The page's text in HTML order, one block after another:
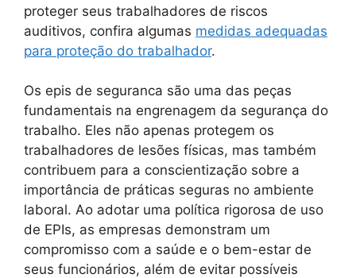
proteger seus trabalhadores de riscos
auditivos, confira algumas medidas adequadas
para proteção do trabalhador.
Os epis de seguranca são uma das peças
fundamentais na engrenagem da segurança do
trabalho. Eles não apenas protegem os
trabalhadores de lesões físicas, mas também
contribuem para a conscientização sobre a
importância de práticas seguras no ambiente
laboral. Ao adotar uma política rigorosa de uso
de EPIs, as empresas demonstram um
compromisso com a saúde e o bem-estar de
seus funcionários, além de evitar possíveis